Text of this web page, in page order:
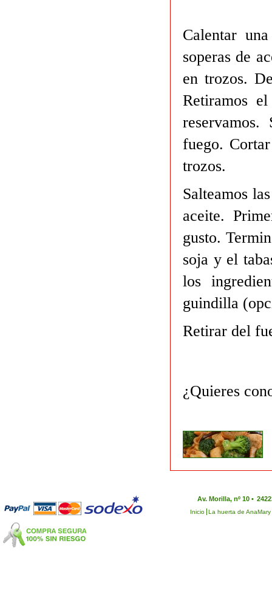
Calentar
soperas de
en trozos.
Retiramos
fuego.
trozos.
Salteamos
aceite.
gusto.
soja y el
los
guindilla
Retirar del
¿Quieres
Av. Morilla, nº 10 •
Inicio La huerta de AnaMary